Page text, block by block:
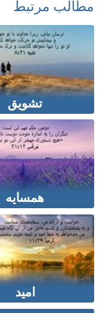
مطالب مرتبط
تشویق
همسایه
امید